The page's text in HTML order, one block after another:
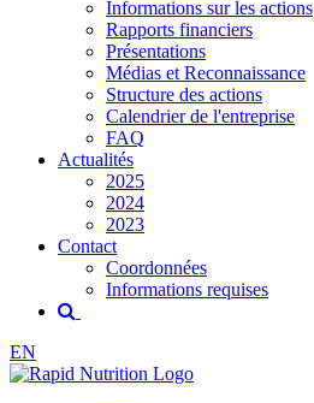
Informations sur les actions
Rapports financiers
Présentations
Médias et Reconnaissance
Structure des actions
Calendrier de l'entreprise
FAQ
Actualités
2025
2024
2023
Contact
Coordonnées
Informations requises
EN